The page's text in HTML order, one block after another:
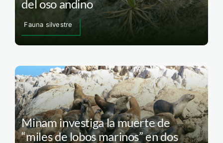
del oso andino
Fauna silvestre
Minam investiga la muerte de
“miles de lobos marinos” en dos